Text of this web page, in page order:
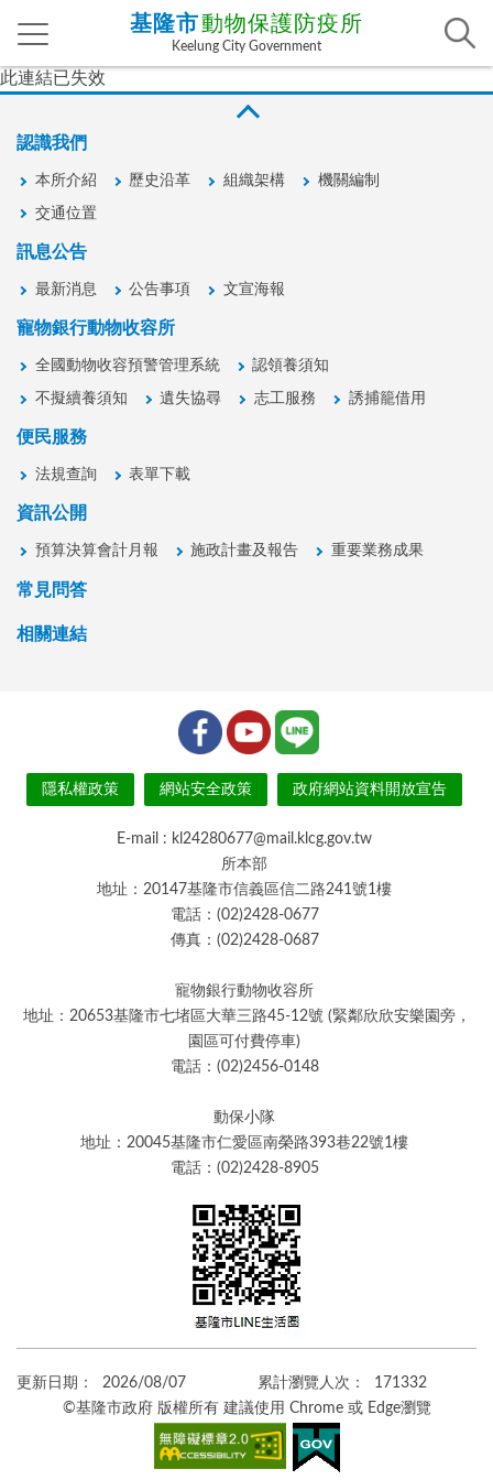
基隆市動物保護防疫所
Keelung City Government
此連結已失效
認識我們
本所介紹 歷史沿革 組織架構 機關編制
交通位置
訊息公告
最新消息 公告事項 文宣海報
寵物銀行動物收容所
全國動物收容預警管理系統 認領養須知
不擬續養須知 遺失協尋 志工服務 誘捕籠借用
便民服務
法規查詢 表單下載
資訊公開
預算決算會計月報 施政計畫及報告 重要業務成果
常見問答
相關連結
隱私權政策 網站安全政策 政府網站資料開放宣告
E-mail : kl24280677@mail.klcg.gov.tw
所本部
地址：20147基隆市信義區信二路241號1樓
電話：(02)2428-0677
傳真：(02)2428-0687
寵物銀行動物收容所
地址：20653基隆市七堵區大華三路45-12號 (緊鄰欣欣安樂園旁，
園區可付費停車)
電話：(02)2456-0148
動保小隊
地址：20045基隆市仁愛區南榮路393巷22號1樓
電話：(02)2428-8905
更新日期： 2026/08/07 累計瀏覽人次：
171332
©基隆市政府 版權所有 建議使用 Chrome 或 Edge瀏覽